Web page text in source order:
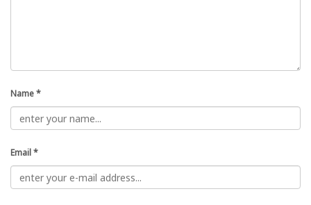
Name*
Email*